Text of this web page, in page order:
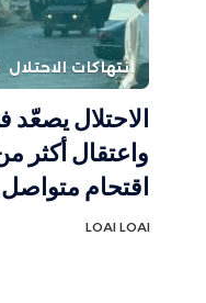
انتهاكات الاحتلال
اقتحام متواصل
LOAI LOAI